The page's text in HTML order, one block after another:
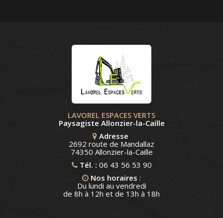
LAVOREL ESPACES VERTS
Paysagiste Allonzier-la-Caille
Adresse
2692 route de Mandallaz
74350 Allonzier-la-Caille
Tél. : 06 43 56 53 90
Nos horaires :
Du lundi au vendredi
de 8h à 12h et de 13h à 18h